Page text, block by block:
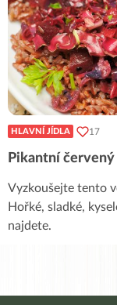
HLAVNÍ JÍDLA 17
Pikantní
Vyzkoušejte tento
Hořké, sladké,
najdete.